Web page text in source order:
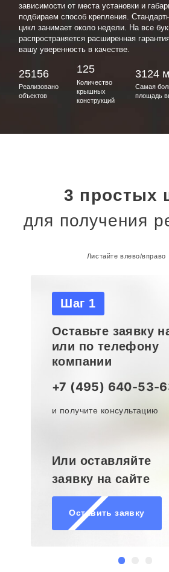
зависимости от места установки и
подбираем способ крепления.
цикл занимает около недели. На все
распространяется расширенная
вашу уверенность в качестве.
25156
Реализовано
объектов
125
Количество
крышных
конструкций
3124
Самая
площадь
3 простых
для получения
Листайте влево/вправо
Шаг 1
Оставьте заявку
или по телефону
компании
+7 (495) 640-53-
и получите консультацию
Или оставляйте
заявку на сайте
Оставить заявку